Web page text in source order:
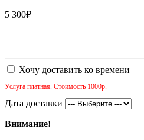
5 300₽
Хочу доставить ко времени
Услуга платная. Стоимость 1000р.
Дата доставки
Внимание!